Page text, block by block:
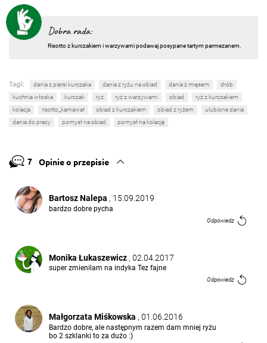
Dobra rada:
Risotto z kurczakiem i warzywami podawaj posypane tartym parmezanem.
Tagi: dania z piersi kurczaka dania z ryżu na obiad dania z mięsem
drób
kuchnia włoska
kurczak ryż ryż z warzywami obiad
ryż z kurczakiem
kolacja
risotto_karnawał obiad z kurczakiem obiad z ryżem
ulubione dania
dania do pracy
pomysł na obiad pomysł na kolację
7 Opinie o przepisie
Bartosz Nalepa , 15.09.2019
bardzo dobre pycha
Odpowiedz
Monika Łukaszewicz , 02.04.2017
super zmienilam na indyka Tez fajne
Odpowiedz
Małgorzata Miśkowska , 01.06.2016
Bardzo dobre, ale następnym razem dam mniej ryżu
bo 2 szklanki to za dużo :)